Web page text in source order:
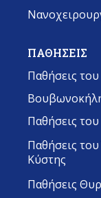
ΠΑΘΗΣΕΙΣ
Παθήσεις
Παθήσεις
Παθήσεις
Κύστης
Παθήσεις